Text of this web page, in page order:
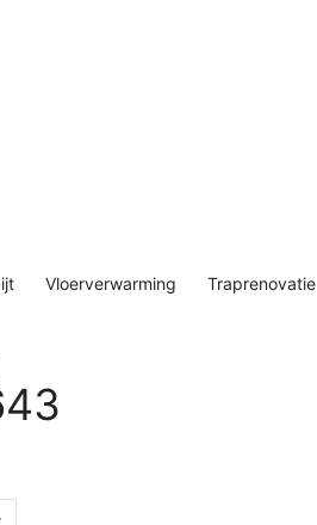
Vloerverwarming Traprenovatie